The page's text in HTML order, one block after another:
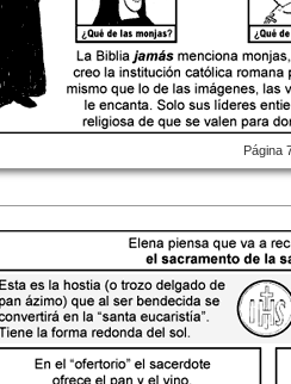
Página